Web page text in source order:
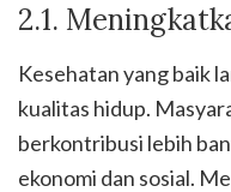
2.1.
Kesehatan yang baik
kualitas hidup.
berkontribusi lebih
ekonomi dan sosial.